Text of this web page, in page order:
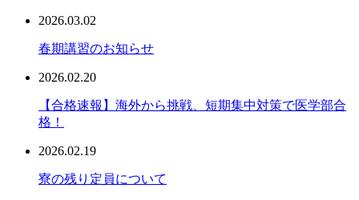
2026.03.02
春期講習のお知らせ
2026.02.20
【合格速報】海外から挑戦、短期集中対策で医学部合
格！
2026.02.19
寮の残り定員について